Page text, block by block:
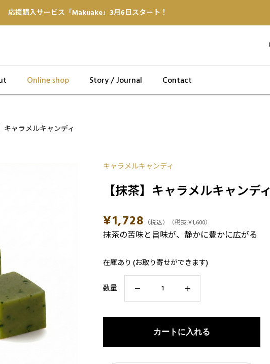
応援購入サービス「Makuake」3月6日スタート！
Online shop Story / Journal Contact
キャラメルキャンディ
キャラメルキャンディ
【抹茶】キャラメルキャンディ
¥1,728 （税込） （税抜:¥1,600）
抹茶の苦味と旨味が、静かに豊かに広がる
在庫あり (お取り寄せができます)
数量
カートに入れる